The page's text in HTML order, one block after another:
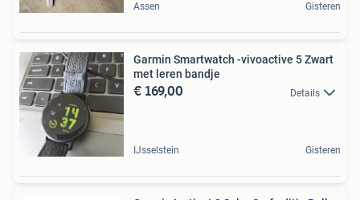
Assen Gisteren
Garmin Smartwatch -vivoactive 5 Zwart
met leren bandje
€ 169,00 Details
IJsselstein Gisteren